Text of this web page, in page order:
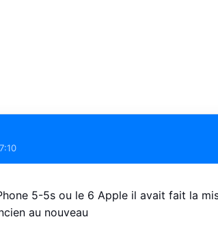
5-5s ou le 6 Apple il avait fait la
au nouveau